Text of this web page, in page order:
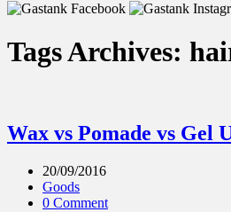
Tags Archives:
Wax vs Pomade vs Gel
20/09/2016
Goods
0 Comment